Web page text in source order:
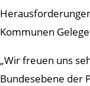
Kommunen
„Wir freuen uns
Bundesebene der